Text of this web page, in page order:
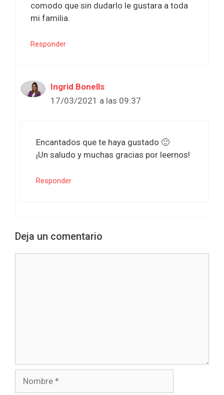
comodo que sin dudarlo le gustara a toda
mi familia.
Responder
Ingrid Bonells
17/03/2021 a las 09:37
Encantados que te haya gustado 🙂
¡Un saludo y muchas gracias por leernos!
Responder
Deja un comentario